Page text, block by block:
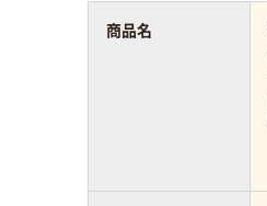
商品名